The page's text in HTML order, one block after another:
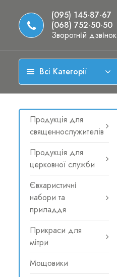
(095) 145-87-67
(068) 752-50-50
Зворотній дзвінок
Всі Категорії
Продукція для
священнослужителів
Продукція для
церковної служби
Євхаристичні
набори та
приладдя
Прикраси для
мітри
Мощовики